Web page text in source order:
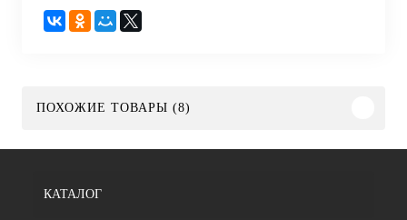
ПОХОЖИЕ ТОВАРЫ (8)
КАТАЛОГ